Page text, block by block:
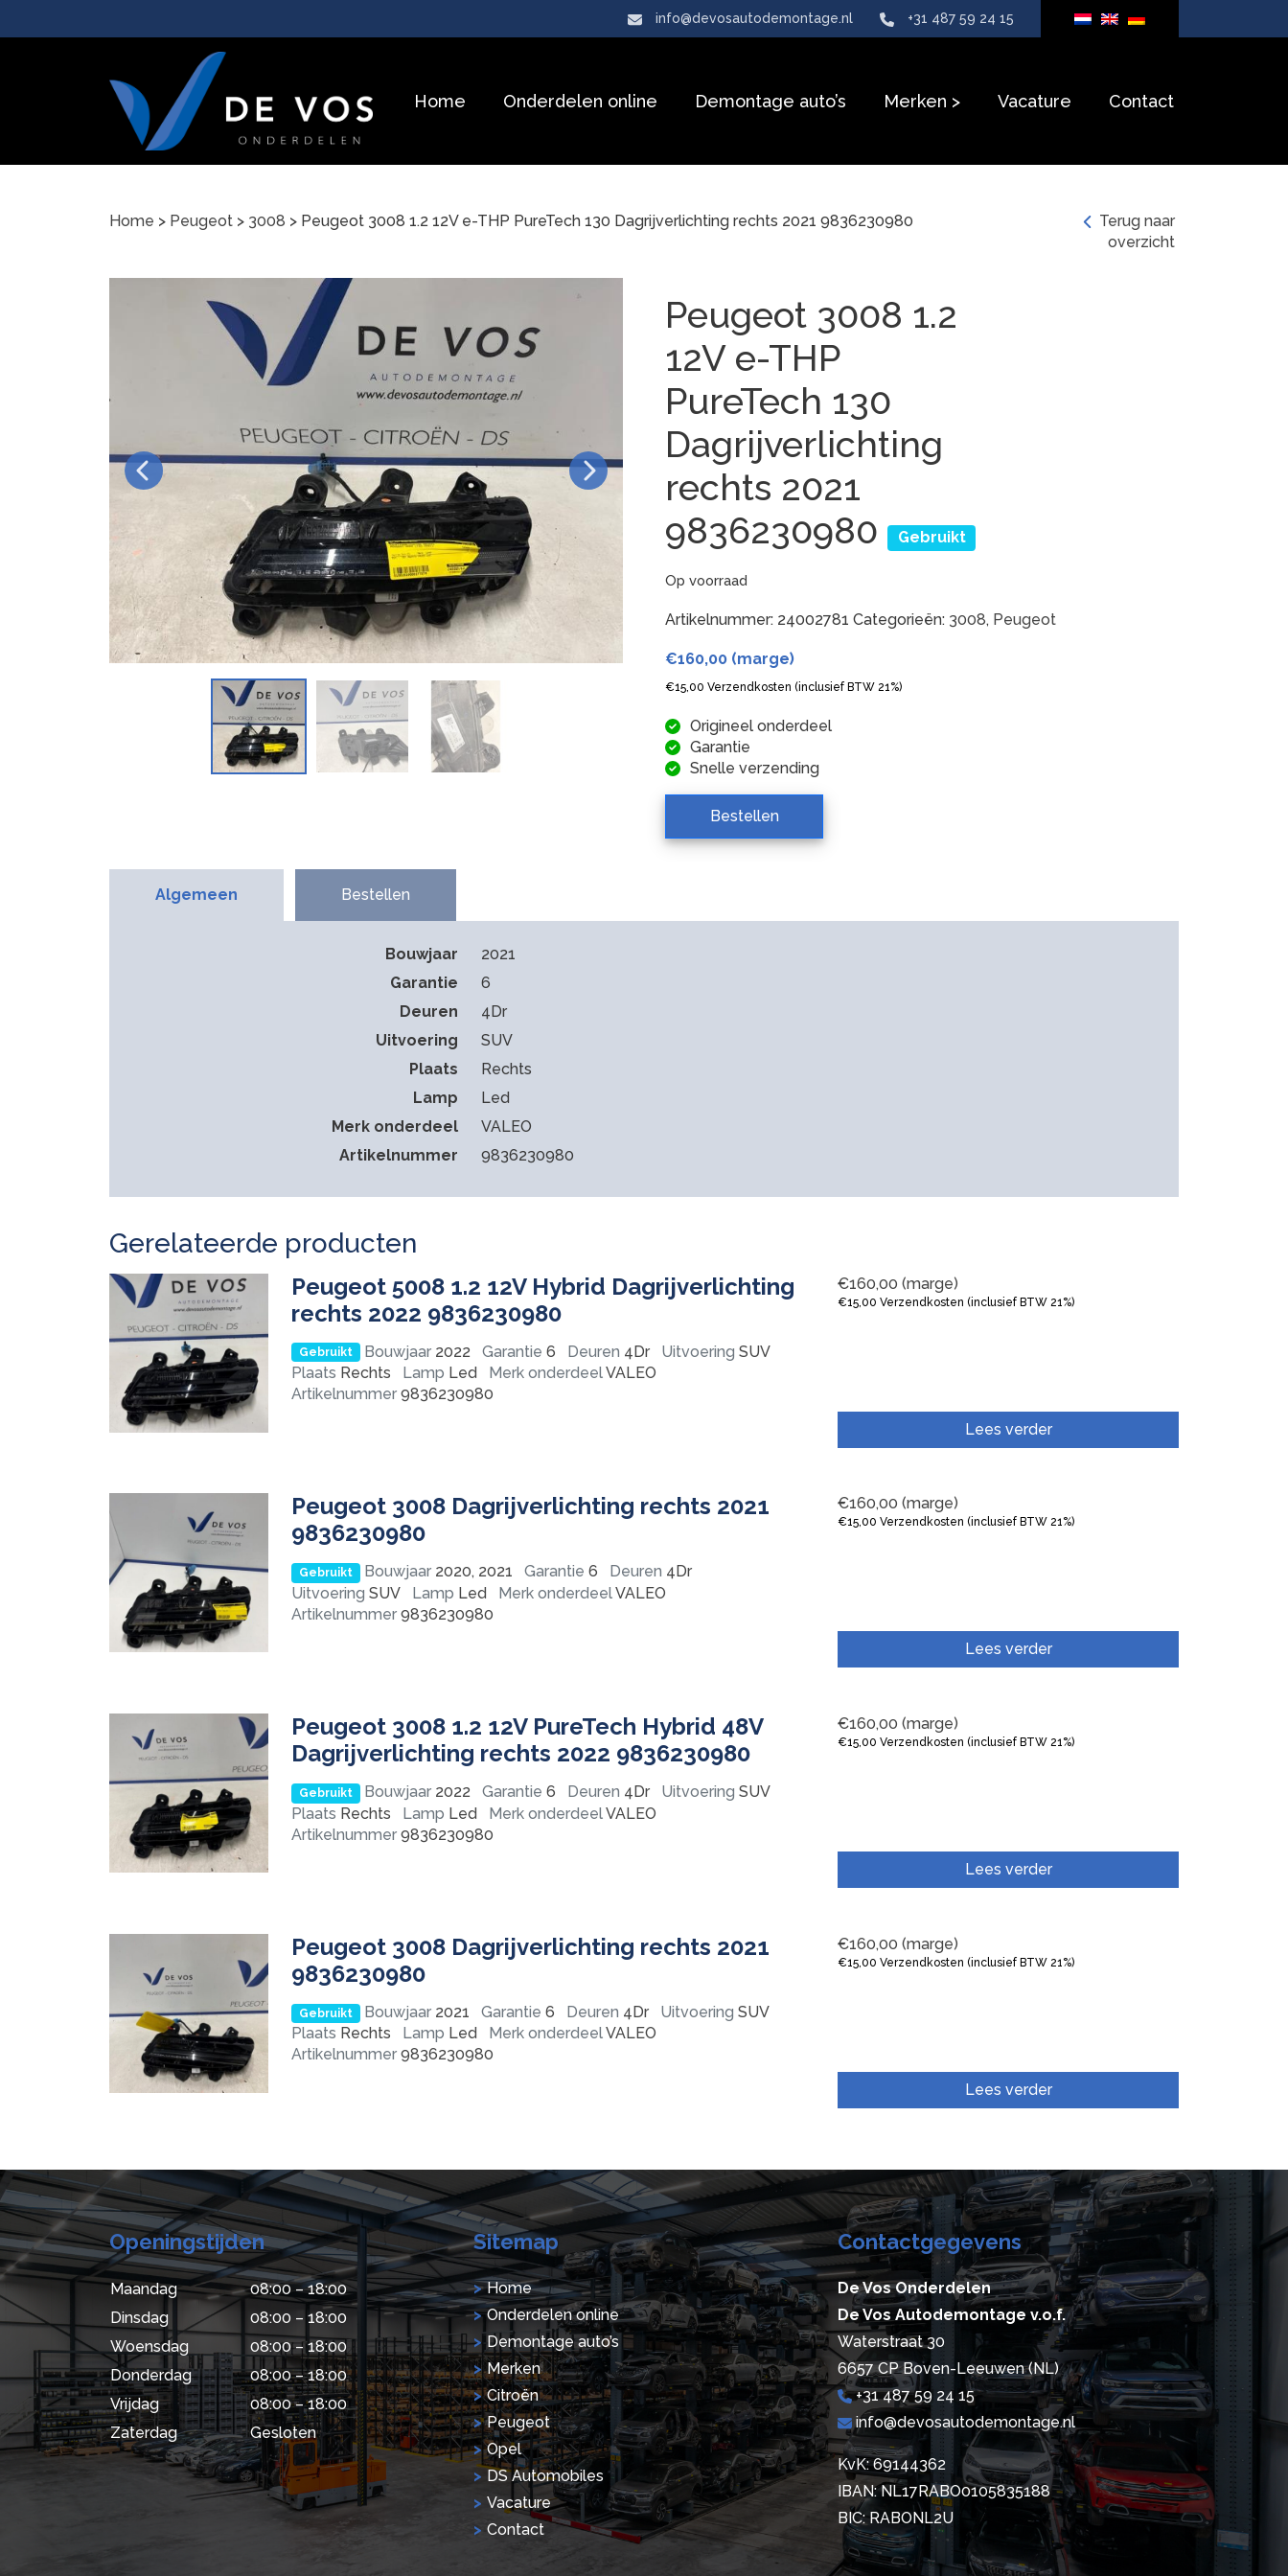
info@devosautodemontage.nl +31 487 59 24 15
Home Onderdelen online Demontage auto’s Merken Vacature Contact
Home > Peugeot > 3008 > Peugeot 3008 1.2 12V e-THP PureTech 130 Dagrijverlichting rechts 2021 9836230980
Peugeot 3008 1.2
12V e-THP
PureTech 130
Dagrijverlichting
rechts 2021
9836230980
Gebruikt
Terug naar
overzicht
Op voorraad
Artikelnummer: 24002781 Categorieën: 3008, Peugeot
€160,00 (marge)
€15,00 Verzendkosten (inclusief BTW 21%)
Origineel onderdeel
Garantie
Snelle verzending
Bestellen
Algemeen Bestellen
Bouwjaar
2021
Garantie
6
Deuren
4Dr
Uitvoering
SUV
Plaats
Rechts
Lamp
Led
Merk onderdeel
VALEO
Artikelnummer
9836230980
Gerelateerde producten
Peugeot 5008 1.2 12V Hybrid Dagrijverlichting
rechts 2022 9836230980
Gebruikt Bouwjaar2022 Garantie 6 Deuren 4Dr Uitvoering SUV
Plaats Rechts Lamp Led Merk onderdeelVALEO
Artikelnummer 9836230980
€160,00 (marge)
€15,00 Verzendkosten (inclusief BTW 21%)
Lees verder
Peugeot 3008 Dagrijverlichting rechts 2021
9836230980
Gebruikt Bouwjaar2020, 2021 Garantie 6 Deuren 4Dr
Uitvoering SUV Lamp Led Merk onderdeelVALEO
Artikelnummer 9836230980
€160,00 (marge)
€15,00 Verzendkosten (inclusief BTW 21%)
Lees verder
Peugeot 3008 1.2 12V PureTech Hybrid 48V
Dagrijverlichting rechts 2022 9836230980
Gebruikt Bouwjaar2022 Garantie 6 Deuren 4Dr Uitvoering SUV
Plaats Rechts Lamp Led Merk onderdeelVALEO
Artikelnummer 9836230980
€160,00 (marge)
€15,00 Verzendkosten (inclusief BTW 21%)
Lees verder
Peugeot 3008 Dagrijverlichting rechts 2021
9836230980
Gebruikt Bouwjaar2021 Garantie 6 Deuren 4Dr Uitvoering SUV
Plaats Rechts Lamp Led Merk onderdeelVALEO
Artikelnummer 9836230980
€160,00 (marge)
€15,00 Verzendkosten (inclusief BTW 21%)
Lees verder
Openingstijden
Maandag
08:00 – 18:00
Dinsdag
08:00 – 18:00
Woensdag
08:00 – 18:00
Donderdag
08:00 – 18:00
Vrijdag
08:00 – 18:00
Zaterdag
Gesloten
Sitemap
Home
Onderdelen online
Demontage auto’s
Merken
Citroën
Peugeot
Opel
DS Automobiles
Vacature
Contact
Contactgegevens
De Vos Onderdelen
De Vos Autodemontage v.o.f.
Waterstraat 30
6657 CP Boven-Leeuwen (NL)
+31 487 59 24 15
info@devosautodemontage.nl
KvK: 69144362
IBAN: NL17RABO0105835188
BIC: RABONL2U